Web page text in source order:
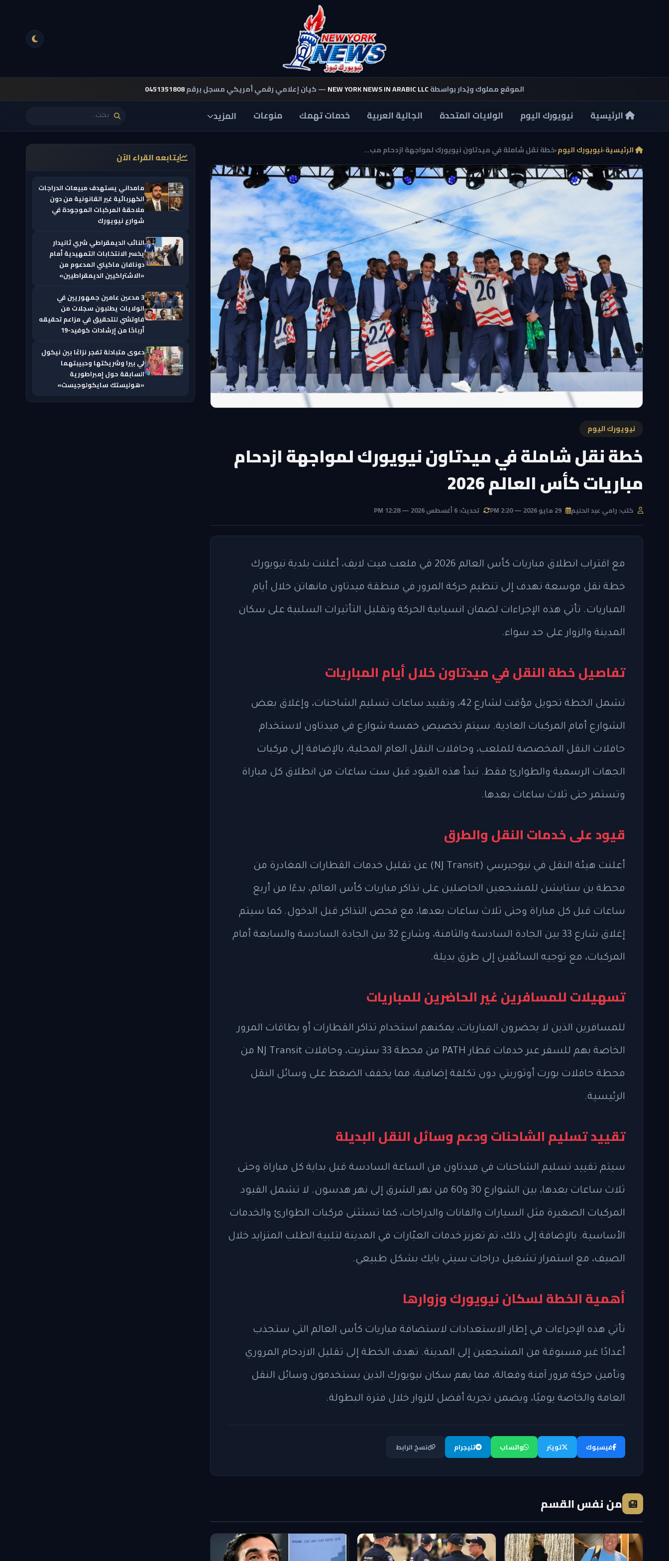
الموقع مملوك ويُدار بواسطةNEW YORK NEWS IN ARABIC LLC— كيان إعلامي رقمي أمريكي مسجل برقم0451351808
الرئيسية نيويورك اليوم الولايات المتحدة الجالية العربية خدمات تهمك منوعات المزيد
الرئيسية›نيويورك اليوم›خطة نقل شاملة في ميدتاون نيويورك لمواجهة ازدحام مب...
نيويورك اليوم
خطة نقل شاملة في ميدتاون نيويورك لمواجهة ازدحام
مباريات كأس العالم 2026
كتب: رامي عبد الحليم تحديث: 6 أغسطس 2026 — 12:28 PM
مع اقتراب انطلاق مباريات كأس العالم 2026 في ملعب ميت لايف، أعلنت بلدية نيويورك
خطة نقل موسعة تهدف إلى تنظيم حركة المرور في منطقة ميدتاون مانهاتن خلال أيام
المباريات. تأتي هذه الإجراءات لضمان انسيابية الحركة وتقليل التأثيرات السلبية على سكان
المدينة والزوار على حد سواء.
تفاصيل خطة النقل في ميدتاون خلال أيام المباريات
تشمل الخطة تحويل مؤقت لشارع 42، وتقييد ساعات تسليم الشاحنات، وإغلاق بعض
الشوارع أمام المركبات العادية. سيتم تخصيص خمسة شوارع في ميدتاون لاستخدام
حافلات النقل المخصصة للملعب، وحافلات النقل العام المحلية، بالإضافة إلى مركبات
الجهات الرسمية والطوارئ فقط. تبدأ هذه القيود قبل ست ساعات من انطلاق كل مباراة
وتستمر حتى ثلاث ساعات بعدها.
قيود على خدمات النقل والطرق
أعلنت هيئة النقل في نيوجيرسي (NJ Transit) عن تقليل خدمات القطارات المغادرة من
محطة بن ستايشن للمشجعين الحاصلين على تذاكر مباريات كأس العالم، بدءًا من أربع
ساعات قبل كل مباراة وحتى ثلاث ساعات بعدها، مع فحص التذاكر قبل الدخول. كما سيتم
إغلاق شارع 33 بين الجادة السادسة والثامنة، وشارع 32 بين الجادة السادسة والسابعة أمام
المركبات، مع توجيه السائقين إلى طرق بديلة.
تسهيلات للمسافرين غير الحاضرين للمباريات
للمسافرين الذين لا يحضرون المباريات، يمكنهم استخدام تذاكر القطارات أو بطاقات المرور
الخاصة بهم للسفر عبر خدمات قطار PATH من محطة 33 ستريت، وحافلات NJ Transit من
محطة حافلات بورت أوثوريتي دون تكلفة إضافية، مما يخفف الضغط على وسائل النقل
الرئيسية.
تقييد تسليم الشاحنات ودعم وسائل النقل البديلة
سيتم تقييد تسليم الشاحنات في ميدتاون من الساعة السادسة قبل بداية كل مباراة وحتى
ثلاث ساعات بعدها، بين الشوارع 30 و60 من نهر الشرق إلى نهر هدسون. لا تشمل القيود
المركبات الصغيرة مثل السيارات والفانات والدراجات، كما تستثنى مركبات الطوارئ والخدمات
الأساسية. بالإضافة إلى ذلك، تم تعزيز خدمات العبّارات في المدينة لتلبية الطلب المتزايد خلال
الصيف، مع استمرار تشغيل دراجات سيتي بايك بشكل طبيعي.
أهمية الخطة لسكان نيويورك وزوارها
تأتي هذه الإجراءات في إطار الاستعدادات لاستضافة مباريات كأس العالم التي ستجذب
أعدادًا غير مسبوقة من المشجعين إلى المدينة. تهدف الخطة إلى تقليل الازدحام المروري
وتأمين حركة مرور آمنة وفعالة، مما يهم سكان نيويورك الذين يستخدمون وسائل النقل
العامة والخاصة يوميًا، ويضمن تجربة أفضل للزوار خلال فترة البطولة.
فيسبوك تويتر واتساب تليجرام نسخ الرابط
من نفس القسم
يتابعه القراء الآن
مامداني يستهدف مبيعات الدراجات
الكهربائية غير القانونية من دون
ملاحقة المركبات الموجودة في
شوارع نيويورك
النائب الديمقراطي شري ثانيدار
يخسر الانتخابات التمهيدية أمام
دونافان ماكيني المدعوم من
«الاشتراكيين الديمقراطيين»
3 مدعين عامين جمهوريين في
الولايات يطلبون سجلات من
فاوتشي للتحقيق في مزاعم تحقيقه
أرباحًا من إرشادات كوفيد-19
دعوى متبادلة تفجر نزاعًا بين نيكول
لي بيرا وشريكتها وحبيبتهما
السابقة حول إمبراطورية
«هوليستك سايكولوجيست»